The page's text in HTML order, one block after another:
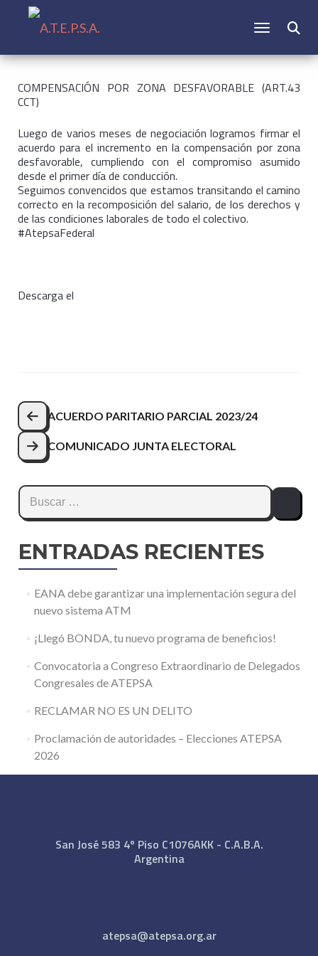
CAMBIAR
COMPENSACIÓN POR ZONA DESFAVORABLE (ART.43
CCT)
Luego de varios meses de negociación logramos firmar el
acuerdo para el incremento en la compensación por zona
desfavorable, cumpliendo con el compromiso asumido
desde el primer día de conducción.
Seguimos convencidos que estamos transitando el camino
correcto en la recomposición del salario, de los derechos y
de las condiciones laborales de todo el colectivo.
#AtepsaFederal
Descarga el
Navegación
de
entradas
ACUERDO PARITARIO PARCIAL 2023/24
COMUNICADO JUNTA ELECTORAL
Buscar:
ENTRADAS RECIENTES
EANA debe garantizar una implementación segura del
nuevo sistema ATM
¡Llegó BONDA, tu nuevo programa de beneficios!
Convocatoria a Congreso Extraordinario de Delegados
Congresales de ATEPSA
RECLAMAR NO ES UN DELITO
Proclamación de autoridades – Elecciones ATEPSA
2026
San José 583 4º Piso C1076AKK - C.A.B.A.
Argentina
atepsa@atepsa.org.ar